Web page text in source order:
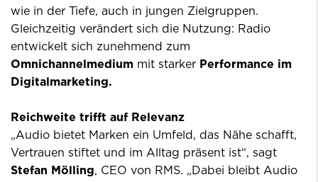
wie in der Tiefe, auch in jungen Zielgruppen.
Gleichzeitig verändert sich die Nutzung: Radio
entwickelt sich zunehmend zum
Omnichannelmedium mit starker Performance im
Digitalmarketing.
Reichweite trifft auf Relevanz
„Audio bietet Marken ein Umfeld, das Nähe schafft,
Vertrauen stiftet und im Alltag präsent ist“, sagt
Stefan Mölling, CEO von RMS. „Dabei bleibt Audio